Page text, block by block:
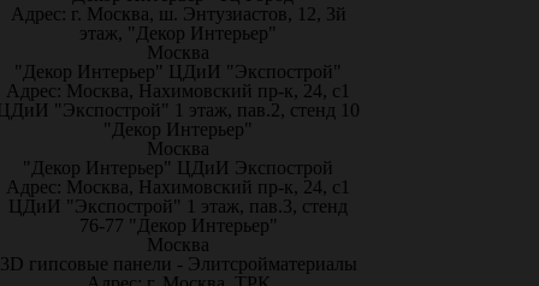
Адрес: г. Москва, ш. Энтузиастов, 12, 3й
этаж, "Декор Интерьер"
Москва
"Декор Интерьер" ЦДиИ "Экспострой"
Адрес: Москва, Нахимовский пр-к, 24, с1
"Экспострой" 1 этаж, пав.2, стенд 10
"Декор Интерьер"
Москва
"Декор Интерьер" ЦДиИ Экспострой
Адрес: Москва, Нахимовский пр-к, 24, с1
ЦДиИ "Экспострой" 1 этаж, пав.3, стенд
76-77 "Декор Интерьер"
Москва
3D гипсовые панели - Элитсройматериалы